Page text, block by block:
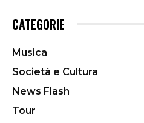
CATEGORIE
Musica
Società e Cultura
News Flash
Tour